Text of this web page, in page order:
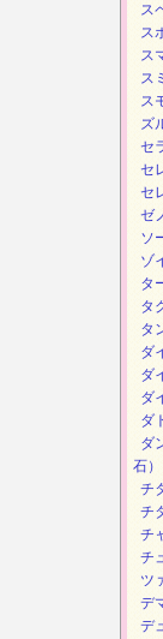
ス
ス
ス
ス
ス
ズ
セ
セ
セ
ゼ
ソ
ゾ
タ
タ
タ
ダ
ダ
ダ
ダ
ダ
石）
チ
チ
チ
チ
ツ
デ
デ